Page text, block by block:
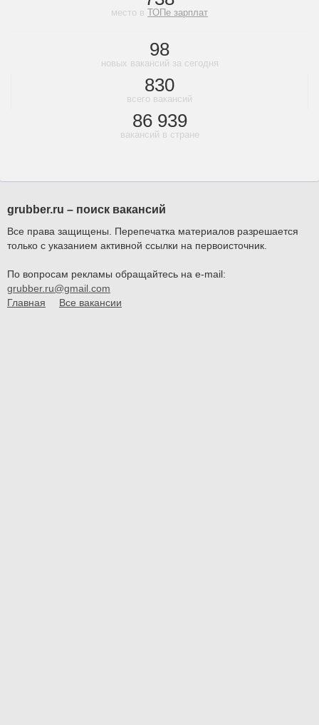
место в ТОПе зарплат
98
новых вакансий за сегодня
830
всего вакансий
86 939
вакансий в стране
grubber.ru – поиск вакансий
Все права защищены. Перепечатка материалов разрешается
только с указанием активной ссылки на первоисточник.
По вопросам рекламы обращайтесь на e-mail:
grubber.ru@gmail.com
Главная
Все вакансии